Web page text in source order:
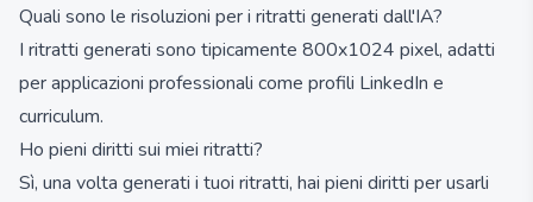
Quali sono le risoluzioni per i ritratti generati dall'IA?
I ritratti generati sono tipicamente 800x1024 pixel, adatti
per applicazioni professionali come profili LinkedIn e
curriculum.
Ho pieni diritti sui miei ritratti?
Sì, una volta generati i tuoi ritratti, hai pieni diritti per usarli